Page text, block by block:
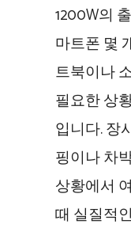
1200W의
마트폰 몇
트북이나
필요한 상
입니다. 장
핑이나 차
상황에서
때 실질적